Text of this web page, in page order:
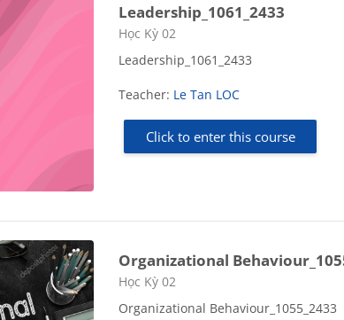
Leadership_1061_2433
Course category
Học Kỳ 02
Leadership_1061_2433
Teacher: Le Tan LOC
Click to enter this course
Organizational
Course category
Học Kỳ 02
Organizational Behaviour_1055_2433